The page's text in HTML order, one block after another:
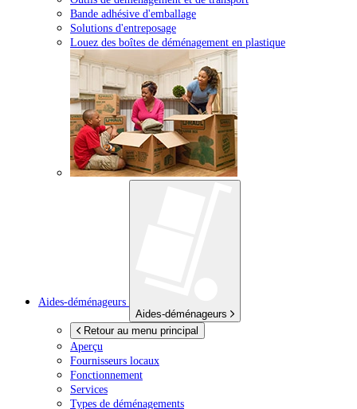
Bande adhésive d'emballage
Solutions d'entreposage
Louez des boîtes de déménagement en plastique
Aides-déménageurs
Aides-déménageurs
Retour au menu principal
Aperçu
Fournisseurs locaux
Fonctionnement
Services
Types de déménagements